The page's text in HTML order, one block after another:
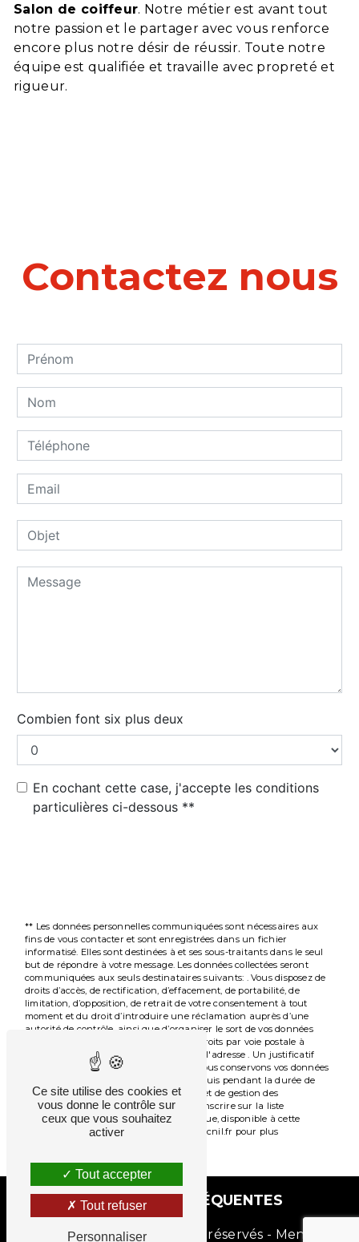
Salon de coiffeur. Notre métier est avant tout
notre passion et le partager avec vous renforce
encore plus notre désir de réussir. Toute notre
équipe est qualifiée et travaille avec propreté et
rigueur.
Contactez nous
Combien font six plus deux
En cochant cette case, j'accepte les conditions
particulières ci-dessous **
** Les données personnelles communiquées sont nécessaires aux
fins de vous contacter et sont enregistrées dans un fichier
informatisé. Elles sont destinées à et ses sous-traitants dans le seul
but de répondre à votre message. Les données collectées seront
communiquées aux seuls destinataires suivants: . Vous disposez de
droits d’accès, de rectification, d’effacement, de portabilité, de
limitation, d’opposition, de retrait de votre consentement à tout
moment et du droit d’introduire une réclamation auprès d’une
autorité de contrôle, ainsi que d’organiser le sort de vos données
post-mortem. Vous pouvez exercer ces droits par voie postale à
l'adresse ou par courrier électronique à l'adresse . Un justificatif
d'identité pourra vous être demandé. Nous conservons vos données
pendant la période de prise de contact puis pendant la durée de
prescription légale aux fins probatoires et de gestion des
contentieux. Vous avez le droit de vous inscrire sur la liste
d'opposition au démarchage téléphonique, disponible à cette
Bloctel.gouv.fr
. Consultez le site cnil.fr pour plus
RECHERCHES FRÉQUENTES
Vistalid- 2026 - Tous droits réservés - Mentions
Ce site utilise des cookies et
vous donne le contrôle sur
ceux que vous souhaitez
activer
Tout accepter
Tout refuser
Personnaliser